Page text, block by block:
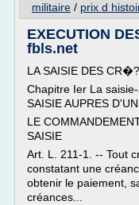
militaire / prix d
EXECUTION
fbls.net
LA SAISIE DES
Chapitre Ier La
SAISIE AUPRES
LE
SAISIE
Art. L. 211-1. -- Tout
constatant une
obtenir le paiement,
créances...